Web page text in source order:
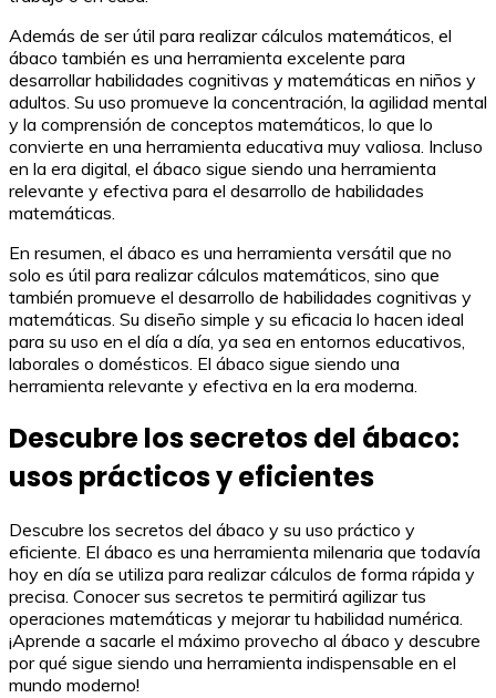
Además de ser útil para realizar cálculos matemáticos, el
ábaco también es una herramienta excelente para
desarrollar habilidades cognitivas y matemáticas en niños y
adultos. Su uso promueve la concentración, la agilidad mental
y la comprensión de conceptos matemáticos, lo que lo
convierte en una herramienta educativa muy valiosa. Incluso
en la era digital, el ábaco sigue siendo una herramienta
relevante y efectiva para el desarrollo de habilidades
matemáticas.
En resumen, el ábaco es una herramienta versátil que no
solo es útil para realizar cálculos matemáticos, sino que
también promueve el desarrollo de habilidades cognitivas y
matemáticas. Su diseño simple y su eficacia lo hacen ideal
para su uso en el día a día, ya sea en entornos educativos,
laborales o domésticos. El ábaco sigue siendo una
herramienta relevante y efectiva en la era moderna.
Descubre los secretos del ábaco:
usos prácticos y eficientes
Descubre los secretos del ábaco y su uso práctico y
eficiente. El ábaco es una herramienta milenaria que todavía
hoy en día se utiliza para realizar cálculos de forma rápida y
precisa. Conocer sus secretos te permitirá agilizar tus
operaciones matemáticas y mejorar tu habilidad numérica.
¡Aprende a sacarle el máximo provecho al ábaco y descubre
por qué sigue siendo una herramienta indispensable en el
mundo moderno!